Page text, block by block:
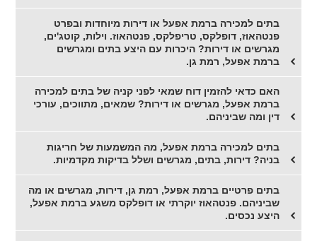
בתים למכירה ברמת אפעל או דירות מיוחדות ובפרט
פנטהאוז, דופלקס, טריפלקס, פנטהאוז. וילות, קוטג'ים,
מגרשים או דירות? היכרות עם היצע בתים ומגרשים
ברמת אפעל, רמת גן.
האם כדאי להזמין דוח שמאי לפני קניה של בתים למכירה
ברמת אפעל, מגרשים או דירות? שמאים, מתווכים, עורכי
דין ומה שביניהם.
בתים למכירה ברמת אפעל, מה המשמעות של חריגות
בניה? דירות, בתים, מגרשים ושלל בדיקות מקדמיות.
בתים פרטיים ברמת אפעל, רמת גן, דירות, מגרשים או מה
שביניהם. פנטהאוז יוקרתי או דופלקס משגע ברמת אפעל,
היצע נכסים.